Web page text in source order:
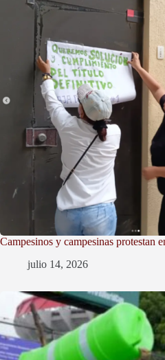
Campesinos y campesinas protestan
julio 14, 2026